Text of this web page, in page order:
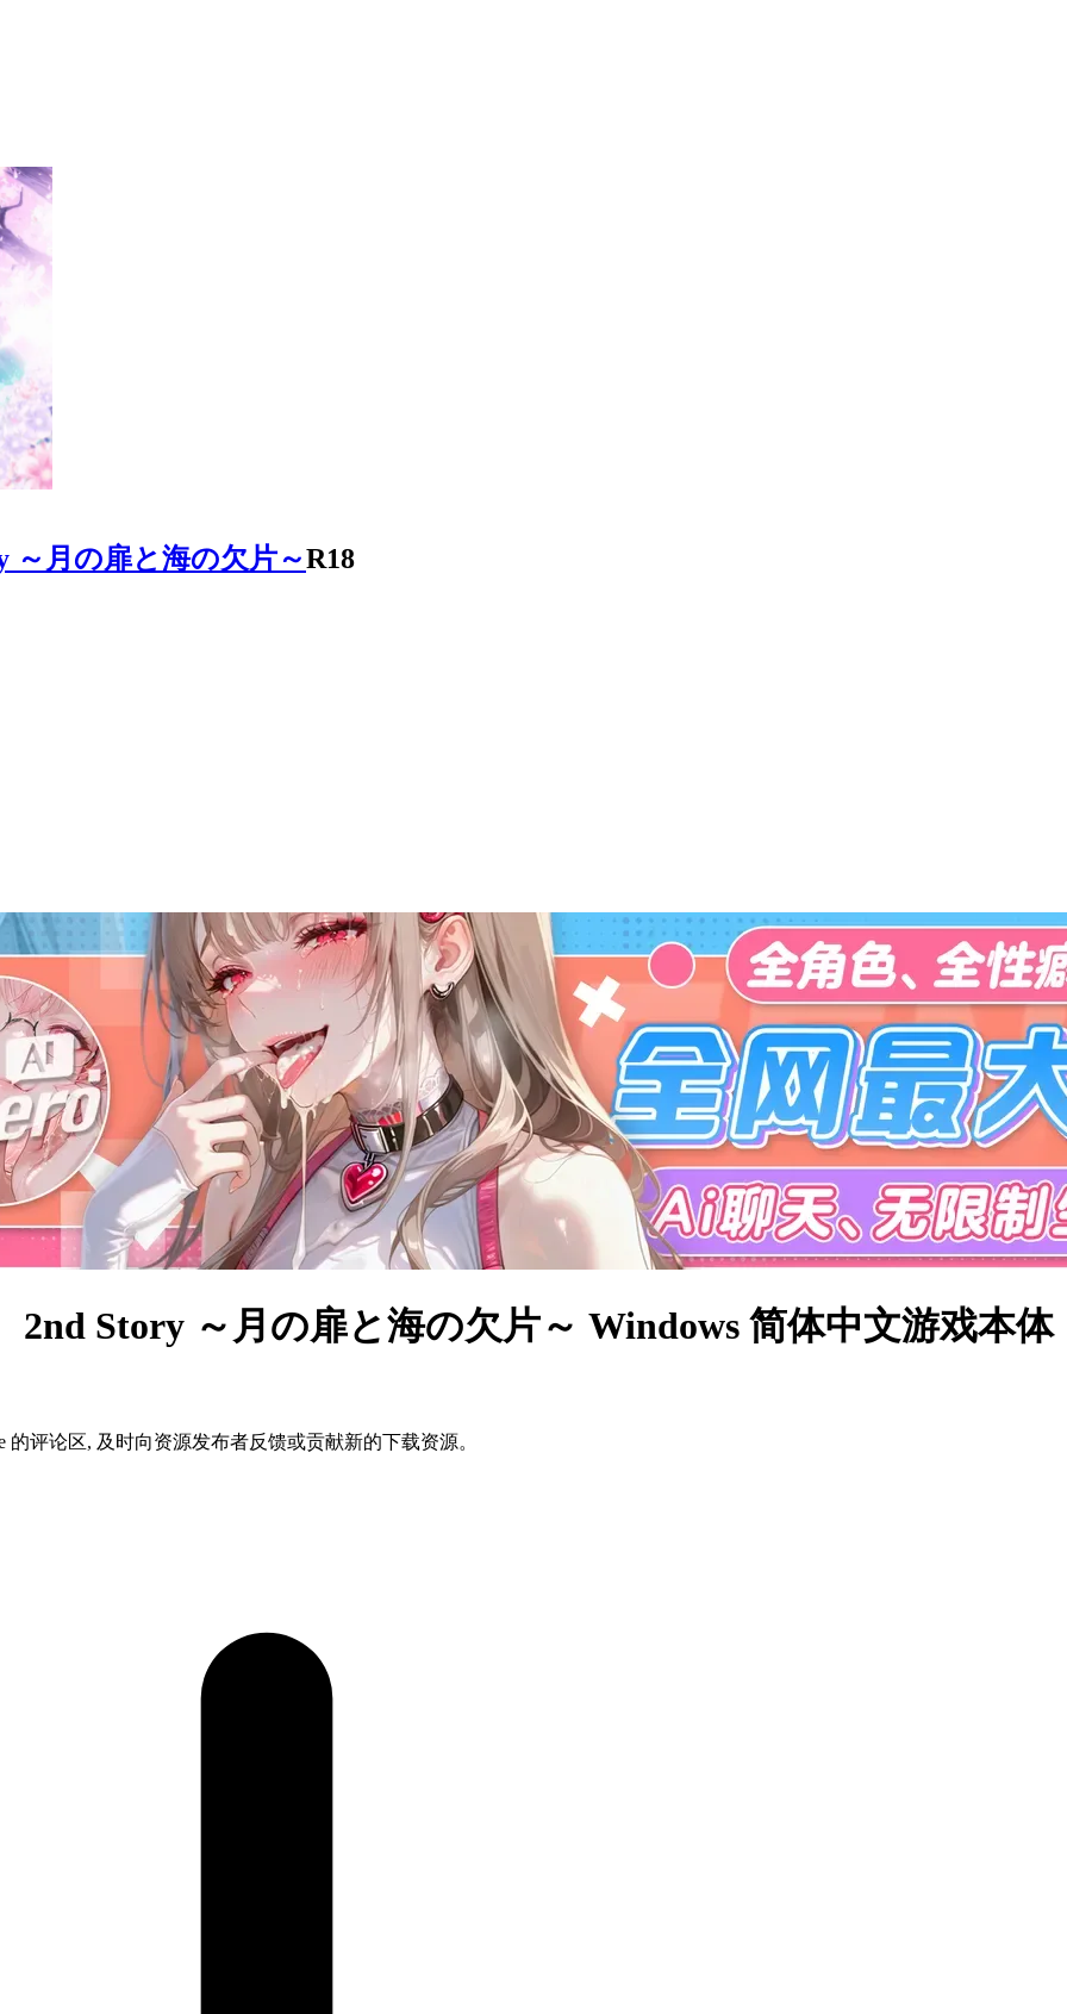
～月の扉と海の欠片～R18
Story ～月の扉と海の欠片～ Windows 简体中文游戏本体
评论区, 及时向资源发布者反馈或贡献新的下载资源。